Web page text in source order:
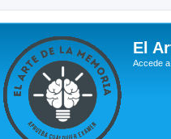
El
Accede